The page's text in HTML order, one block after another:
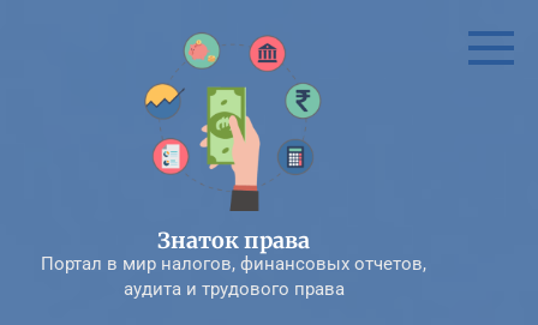
Знаток права
Портал в мир налогов, финансовых отчетов,
аудита и трудового права